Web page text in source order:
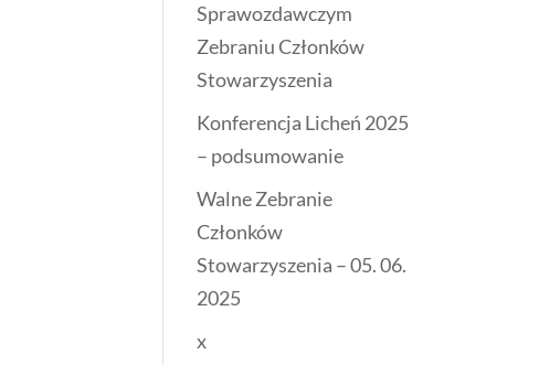
Sprawozdawczym
Zebraniu Członków
Stowarzyszenia
Konferencja Licheń 2025
– podsumowanie
Walne Zebranie
Członków
Stowarzyszenia – 05. 06.
2025
x